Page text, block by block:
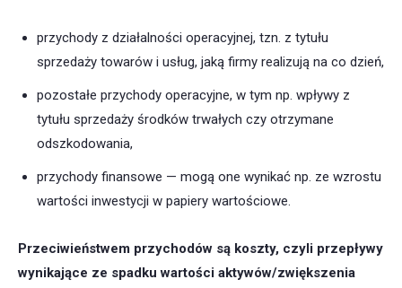
przychody z działalności operacyjnej, tzn. z tytułu
sprzedaży towarów i usług, jaką firmy realizują na co dzień,
pozostałe przychody operacyjne, w tym np. wpływy z
tytułu sprzedaży środków trwałych czy otrzymane
odszkodowania,
przychody finansowe — mogą one wynikać np. ze wzrostu
wartości inwestycji w papiery wartościowe.
Przeciwieństwem przychodów są koszty, czyli przepływy
wynikające ze spadku wartości aktywów/zwiększenia